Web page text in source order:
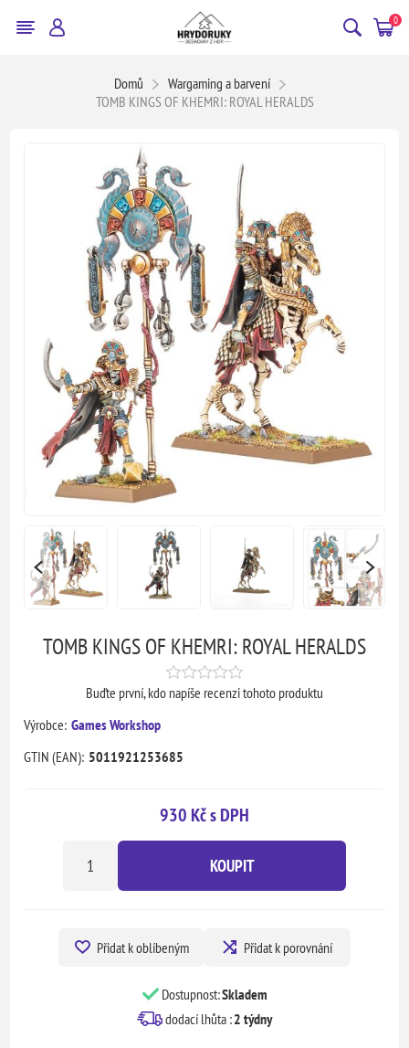
0
Domů
Wargaming a barvení
TOMB KINGS OF KHEMRI: ROYAL HERALDS
TOMB KINGS OF KHEMRI: ROYAL HERALDS
Buďte první, kdo napíše recenzi tohoto produktu
Výrobce: Games Workshop
GTIN (EAN): 5011921253685
930 Kč s DPH
KOUPIT
Přidat k oblíbeným Přidat k porovnání
Dostupnost:Skladem
dodací lhůta :2 týdny